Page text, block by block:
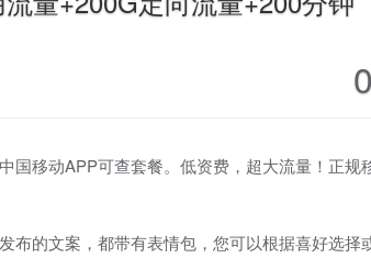
国移动APP可查套餐。低资费，超大流量！正规
布的文案，都带有表情包，您可以根据喜好选择